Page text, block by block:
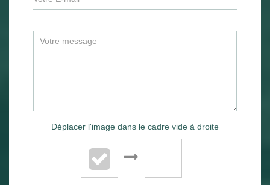
Déplacer l'image dans le cadre vide à droite